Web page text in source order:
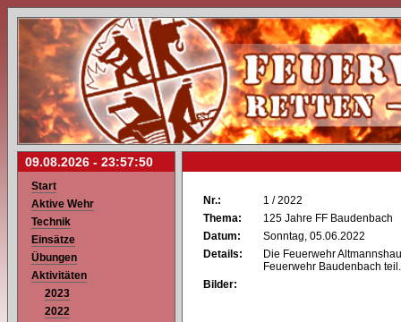
09.08.2026 - 23:57:50
Start
Aktive Wehr
Technik
Einsätze
Übungen
Aktivitäten
2023
2022
Nr.:
1 / 2022
Thema:
125 Jahre FF Baudenbach
Datum:
Sonntag, 05.06.2022
Details:
Die Feuerwehr
Feuerwehr Baudenbach teil.
Bilder: